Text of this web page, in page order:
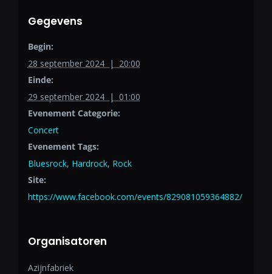
Gegevens
Begin:
28 september 2024 | 20:00
Einde:
29 september 2024 | 01:00
Evenement Categorie:
Concert
Evenement Tags:
Bluesrock, Hardrock, Rock
Site:
https://www.facebook.com/events/829081059364882/
Organisatoren
Azijnfabriek